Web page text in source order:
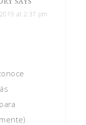
at 2:37 pm